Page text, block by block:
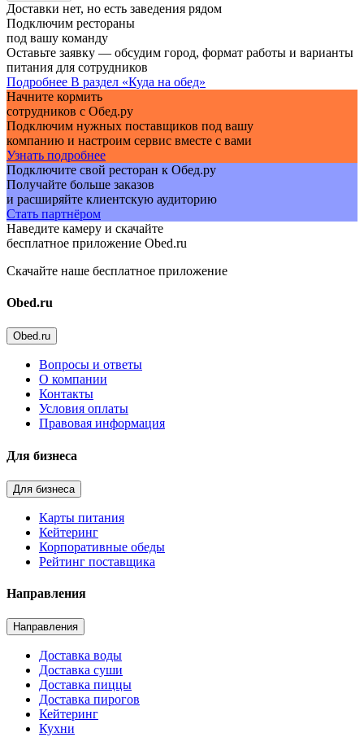
Доставки нет, но есть заведения рядом
Подключим рестораны
под вашу команду
Оставьте заявку — обсудим город, формат работы и варианты
питания для сотрудников
Подробнее В раздел «Куда на обед»
Начните кормить
сотрудников с Обед.ру
Подключим нужных поставщиков под вашу
компанию и настроим сервис вместе с вами
Узнать подробнее
Подключите свой ресторан к Обед.ру
Получайте больше заказов
и расширяйте клиентскую аудиторию
Стать партнёром
Наведите камеру и скачайте
бесплатное приложение Obed.ru
Скачайте наше бесплатное приложение
Obed.ru
Obed.ru
Вопросы и ответы
О компании
Контакты
Условия оплаты
Правовая информация
Для бизнеса
Для бизнеса
Карты питания
Кейтеринг
Корпоративные обеды
Рейтинг поставщика
Направления
Направления
Доставка воды
Доставка суши
Доставка пиццы
Доставка пирогов
Кейтеринг
Кухни